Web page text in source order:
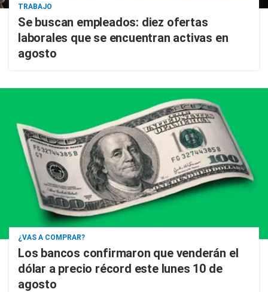
TRABAJO
Se buscan empleados: diez ofertas
laborales que se encuentran activas en
agosto
¿VAS A COMPRAR?
Los bancos confirmaron que venderán el
dólar a precio récord este lunes 10 de
agosto